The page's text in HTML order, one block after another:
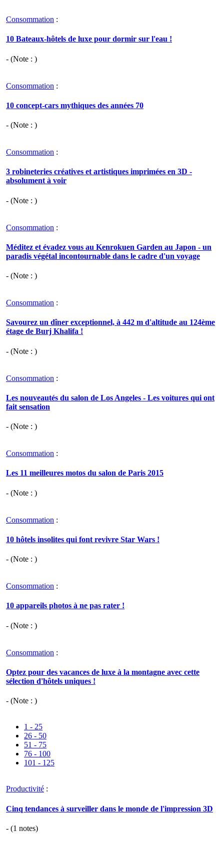
Consommation :
10 Bateaux-hôtels de luxe pour dormir sur l'eau !
- (Note : )
Consommation :
10 concept-cars mythiques des années 70
- (Note : )
Consommation :
3 robineteries créatives et artistiques imprimées en 3D -
absolument à voir
- (Note : )
Consommation :
Méditez et évadez vous au Kenrokuen Garden au Japon - un
paradis végétal incontournable dans le cadre d'un voyage
- (Note : )
Consommation :
Savourez un dîner exceptionnel, à 442 m d'altitude au 124ème
étage de Burj Khalifa !
- (Note : )
Consommation :
Les nouveautés du salon de Los Angeles - Les voitures qui ont
fait sensation
- (Note : )
Consommation :
Les 11 meilleures motos du salon de Paris 2015
- (Note : )
Consommation :
10 hôtels insolites qui font revivre Star Wars !
- (Note : )
Consommation :
10 appareils photos à ne pas rater !
- (Note : )
Consommation :
Optez pour des vacances de luxe à la montagne avec cette
sélection d'hôtels uniques !
- (Note : )
1 - 25
26 - 50
51 - 75
76 - 100
101 - 125
Productivité :
Cinq tendances à surveiller dans le monde de l'impression 3D
- (1 notes)